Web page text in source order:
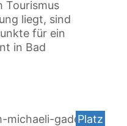
Tourismus
liegt, sind
für ein
in Bad
Platz